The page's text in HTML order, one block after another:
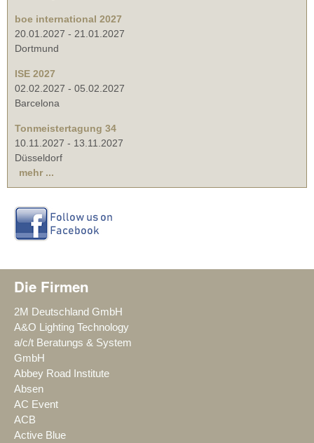
boe international 2027
20.01.2027 - 21.01.2027
Dortmund
ISE 2027
02.02.2027 - 05.02.2027
Barcelona
Tonmeistertagung 34
10.11.2027 - 13.11.2027
Düsseldorf
mehr ...
Die Firmen
2M Deutschland GmbH
A&O Lighting Technology
a/c/t Beratungs & System
GmbH
Abbey Road Institute
Absen
AC Event
ACB
Active Blue